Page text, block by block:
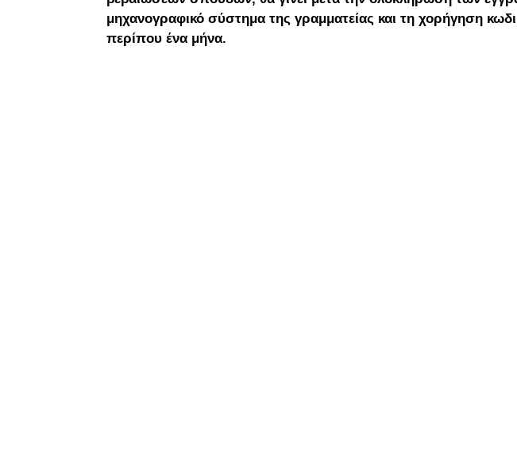
μηχανογραφικό σύστημα της γραμματείας και τη χορήγηση
περίπου ένα μήνα.